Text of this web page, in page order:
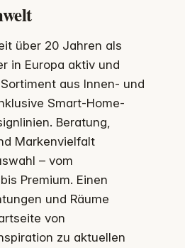
über 20 Jahren als
in Europa aktiv und
aus Innen- und
Smart-Home-
Beratung,
Markenvielfalt
– vom
Premium. Einen
und Räume
von
zu aktuellen